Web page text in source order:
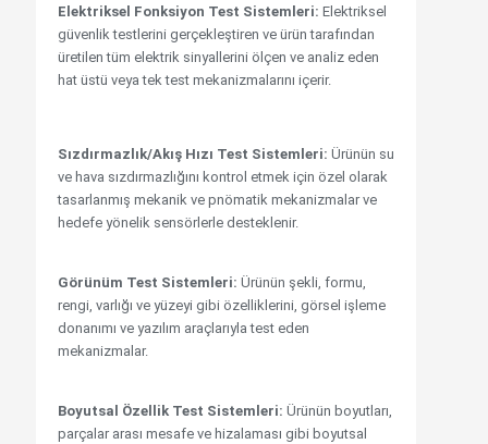
Elektriksel Fonksiyon Test Sistemleri: Elektriksel
güvenlik testlerini gerçekleştiren ve ürün tarafından
üretilen tüm elektrik sinyallerini ölçen ve analiz eden
hat üstü veya tek test mekanizmalarını içerir.
Sızdırmazlık/Akış Hızı Test Sistemleri: Ürünün su
ve hava sızdırmazlığını kontrol etmek için özel olarak
tasarlanmış mekanik ve pnömatik mekanizmalar ve
hedefe yönelik sensörlerle desteklenir.
Görünüm Test Sistemleri: Ürünün şekli, formu,
rengi, varlığı ve yüzeyi gibi özelliklerini, görsel işleme
donanımı ve yazılım araçlarıyla test eden
mekanizmalar.
Boyutsal Özellik Test Sistemleri: Ürünün boyutları,
parçalar arası mesafe ve hizalaması gibi boyutsal